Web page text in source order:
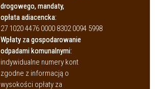
drogowego, mandaty,
opłata adiacencka:
27 1020 4476 0000 8302 0094 5998
Wpłaty za gospodarowanie
odpadami komunalnymi:
indywidualne numery kont
zgodne z informacją o
wysokości opłaty za